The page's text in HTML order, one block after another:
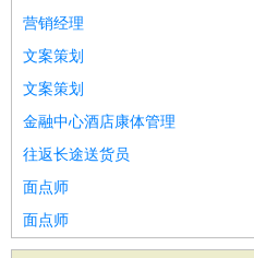
营销经理
文案策划
文案策划
金融中心酒店康体管理
往返长途送货员
面点师
面点师